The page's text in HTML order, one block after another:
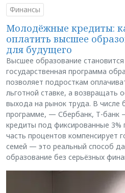
Финансы
Молодёжные кредиты:
оплатить высшее
для будущего
Высшее образование
государственная программа
позволяет подросткам
льготной ставке, а возвращать
выхода на рынок труда. В числе
программе, — Сбербанк, Т-банк
кредиты под фиксированные 3%
часть процентов компенсирует
семей — это реальный способ
образование без серьёзных